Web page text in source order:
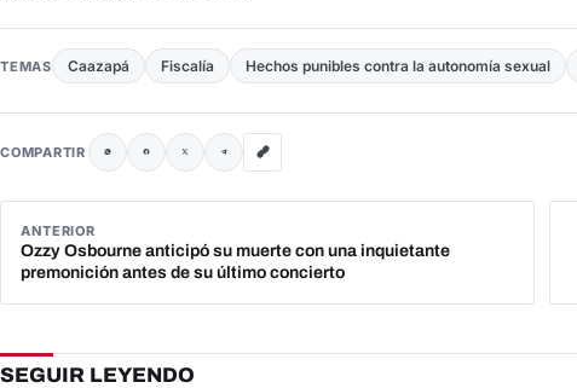
TEMAS Caazapá Fiscalía Hechos punibles contra la autonomía sexual
COMPARTIR
ANTERIOR
Ozzy Osbourne anticipó su muerte con una inquietante
premonición antes de su último concierto
SEGUIR LEYENDO